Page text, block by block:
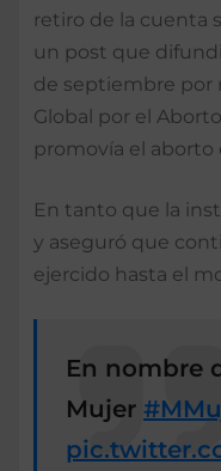
retiro de la cuenta
un post que
de septiembre por
Global por el
promovía el aborto
En tanto que la
y aseguró que
ejercido hasta el
En nombre
Mujer